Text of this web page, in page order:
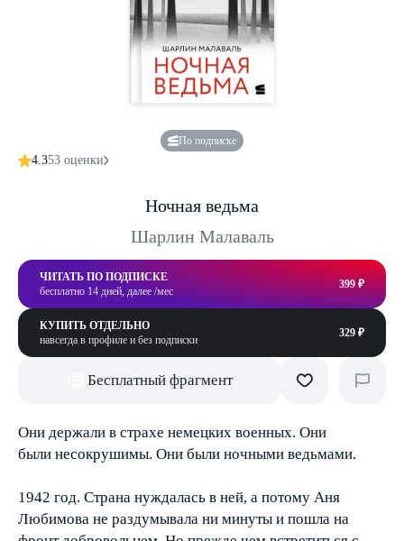
По подписке
4.353 оценки
Ночная ведьма
Шарлин Малаваль
ЧИТАТЬ ПО ПОДПИСКЕ
бесплатно 14 дней, далее /мес
399 ₽
КУПИТЬ ОТДЕЛЬНО
навсегда в профиле и без подписки
329 ₽
Бесплатный фрагмент
Они держали в страхе немецких военных. Они
были несокрушимы. Они были ночными ведьмами.
1942 год. Страна нуждалась в ней, а потому Аня
Любимова не раздумывала ни минуты и пошла на